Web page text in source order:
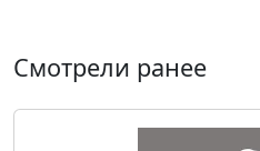
Смотрели ранее